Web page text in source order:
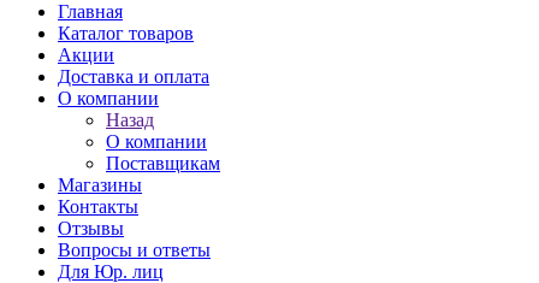
Главная
Каталог товаров
Акции
Доставка и оплата
О компании
Назад
О компании
Поставщикам
Магазины
Контакты
Отзывы
Вопросы и ответы
Для Юр. лиц